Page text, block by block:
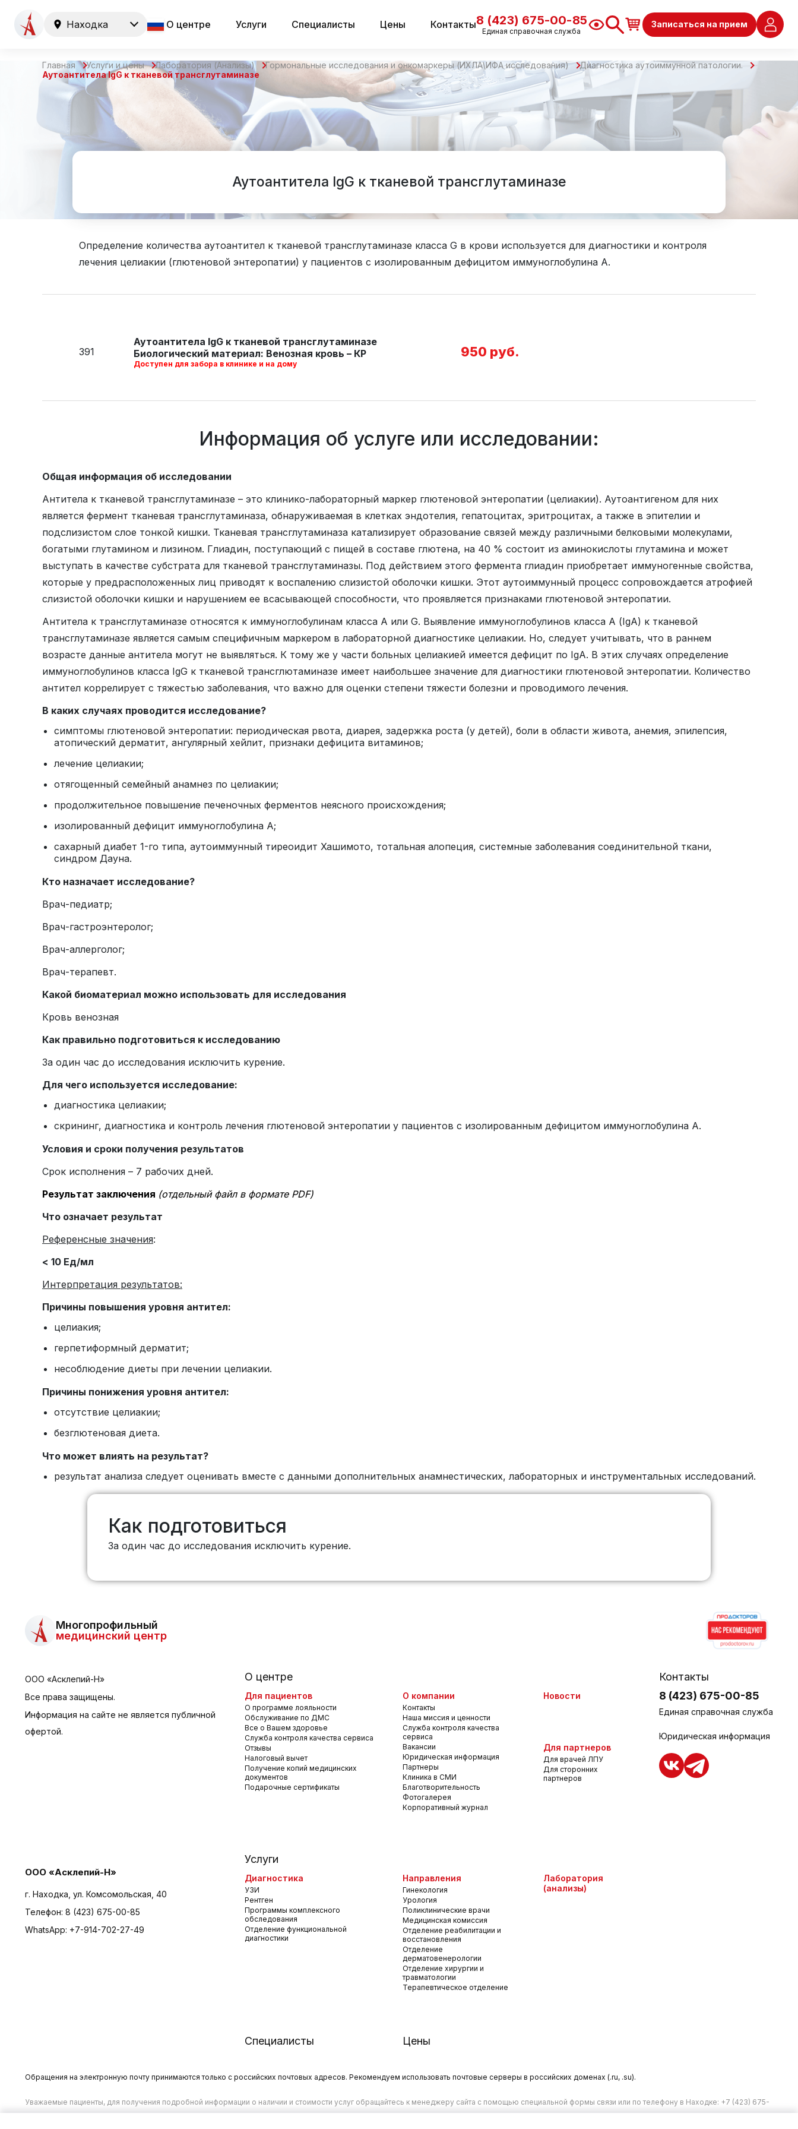
Находка О центре Услуги Специалисты Цены Контакты8 (423) 675-00-85
Единая справочная служба
Записаться на прием
Главная Услуги и цены Лаборатория (Анализы) Гормональные исследования и онкомаркеры (ИХЛА\ИФА исследования)
Диагностика аутоиммунной патологии.
Аутоантитела IgG к тканевой трансглутаминазе
Аутоантитела IgG к тканевой трансглутаминазе
Определение количества аутоантител к тканевой трансглутаминазе класса G в крови используется для диагностики и контроля
лечения целиакии (глютеновой энтеропатии) у пациентов с изолированным дефицитом иммуноглобулина A.
391
Аутоантитела IgG к тканевой трансглутаминазе
Биологический материал: Венозная кровь – КР
Доступен для забора в клинике и на дому
950 руб.
Информация об услуге или исследовании:
Общая информация об исследовании
Антитела к тканевой трансглутаминазе – это клинико-лабораторный маркер глютеновой энтеропатии (целиакии). Аутоантигеном для них
является фермент тканевая трансглутаминаза, обнаруживаемая в клетках эндотелия, гепатоцитах, эритроцитах, а также в эпителии и
подслизистом слое тонкой кишки. Тканевая трансглутаминаза катализирует образование связей между различными белковыми молекулами,
богатыми глутамином и лизином. Глиадин, поступающий с пищей в составе глютена, на 40 % состоит из аминокислоты глутамина и может
выступать в качестве субстрата для тканевой трансглутаминазы. Под действием этого фермента глиадин приобретает иммуногенные свойства,
которые у предрасположенных лиц приводят к воспалению слизистой оболочки кишки. Этот аутоиммунный процесс сопровождается атрофией
слизистой оболочки кишки и нарушением ее всасывающей способности, что проявляется признаками глютеновой энтеропатии.
Антитела к трансглутаминазе относятся к иммуноглобулинам класса А или G. Выявление иммуноглобулинов класса А (IgA) к тканевой
трансглутаминазе является самым специфичным маркером в лабораторной диагностике целиакии. Но, следует учитывать, что в раннем
возрасте данные антитела могут не выявляться. К тому же у части больных целиакией имеется дефицит по IgA. В этих случаях определение
иммуноглобулинов класса IgG к тканевой трансглютаминазе имеет наибольшее значение для диагностики глютеновой энтеропатии. Количество
антител коррелирует с тяжестью заболевания, что важно для оценки степени тяжести болезни и проводимого лечения.
В каких случаях проводится исследование?
симптомы глютеновой энтеропатии: периодическая рвота, диарея, задержка роста (у детей), боли в области живота, анемия, эпилепсия,
атопический дерматит, ангулярный хейлит, признаки дефицита витаминов;
лечение целиакии;
отягощенный семейный анамнез по целиакии;
продолжительное повышение печеночных ферментов неясного происхождения;
изолированный дефицит иммуноглобулина А;
сахарный диабет 1-го типа, аутоиммунный тиреоидит Хашимото, тотальная алопеция, системные заболевания соединительной ткани,
синдром Дауна.
Кто назначает исследование?
Врач-педиатр;
Врач-гастроэнтеролог;
Врач-аллерголог;
Врач-терапевт.
Какой биоматериал можно использовать для исследования
Кровь венозная
Как правильно подготовиться к исследованию
За один час до исследования исключить курение.
Для чего используется исследование:
диагностика целиакии;
скрининг, диагностика и контроль лечения глютеновой энтеропатии у пациентов с изолированным дефицитом иммуноглобулина А.
Условия и сроки получения результатов
Срок исполнения – 7 рабочих дней.
Результат заключения (отдельный файл в формате PDF)
Что означает результат
Референсные значения:
< 10 Ед/мл
Интерпретация результатов:
Причины повышения уровня антител:
целиакия;
герпетиформный дерматит;
несоблюдение диеты при лечении целиакии.
Причины понижения уровня антител:
отсутствие целиакии;
безглютеновая диета.
Что может влиять на результат?
результат анализа следует оценивать вместе с данными дополнительных анамнестических, лабораторных и инструментальных исследований.
Как подготовиться
За один час до исследования исключить курение.
Многопрофильный
медицинский центр
ООО «Асклепий-Н»
Все права защищены.
Информация на сайте не является публичной
офертой.
ООО «Асклепий-Н»
г. Находка, ул. Комсомольская, 40
Телефон: 8 (423) 675-00-85
WhatsApp: +7-914-702-27-49
О центре
Для пациентов
О программе лояльности
Обслуживание по ДМС
Все о Вашем здоровье
Служба контроля качества сервиса
Отзывы
Налоговый вычет
Получение копий медицинских
документов
Подарочные сертификаты
О компании
Контакты
Наша миссия и ценности
Служба контроля качества
сервиса
Вакансии
Юридическая информация
Партнеры
Клиника в СМИ
Благотворительность
Фотогалерея
Корпоративный журнал
Новости
Для партнеров
Для врачей ЛПУ
Для сторонних
партнеров
Услуги
Диагностика
УЗИ
Рентген
Программы комплексного
обследования
Отделение функциональной
диагностики
Направления
Гинекология
Урология
Поликлинические врачи
Медицинская комиссия
Отделение реабилитации и
восстановления
Отделение
дерматовенерологии
Отделение хирургии и
травматологии
Терапевтическое отделение
Лаборатория
(анализы)
Специалисты Цены
Контакты
8 (423) 675-00-85
Единая справочная служба
Юридическая информация
Обращения на электронную почту принимаются только с российских почтовых адресов. Рекомендуем использовать почтовые серверы в российских доменах (.ru, .su).
Уважаемые пациенты, для получения подробной информации о наличии и стоимости услуг обращайтесь к менеджеру сайта с помощью специальной формы связи или по телефону в Находке: +7 (423) 675-